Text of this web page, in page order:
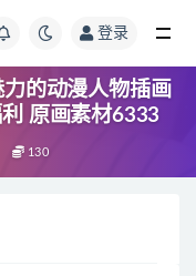
登录
的动漫人物插画
原画素材6333
130